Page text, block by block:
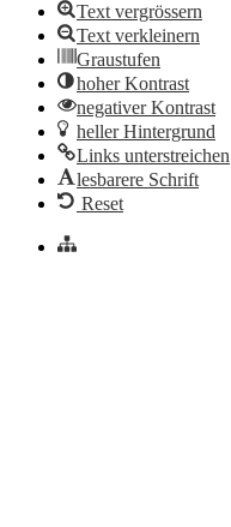
Text vergrössern
Text verkleinern
Graustufen
hoher Kontrast
negativer Kontrast
heller Hintergrund
Links unterstreichen
lesbarere Schrift
Reset